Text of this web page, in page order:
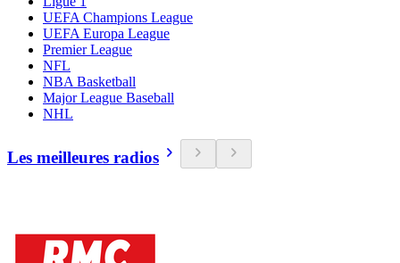
UEFA Champions League
UEFA Europa League
Premier League
NFL
NBA Basketball
Major League Baseball
NHL
Les meilleures radios